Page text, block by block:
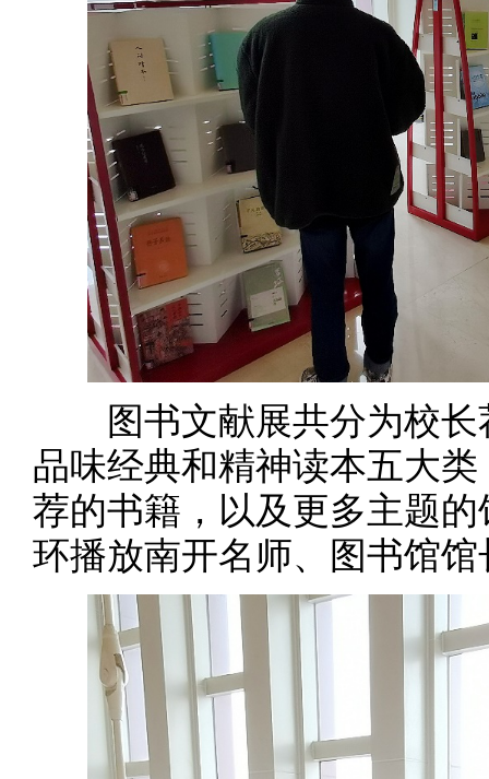
图书文献展共分为校长
品味经典和精神读本五大
荐的书籍，以及更多主题
环播放南开名师、图书馆